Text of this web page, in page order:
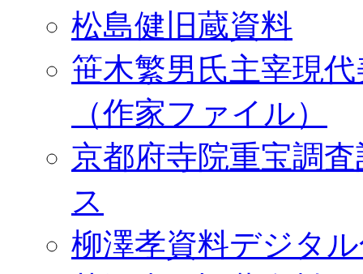
松島健旧蔵資料
笹木繁男氏主宰現
（作家ファイル）
京都府寺院重宝調
ス
柳澤孝資料デジタ